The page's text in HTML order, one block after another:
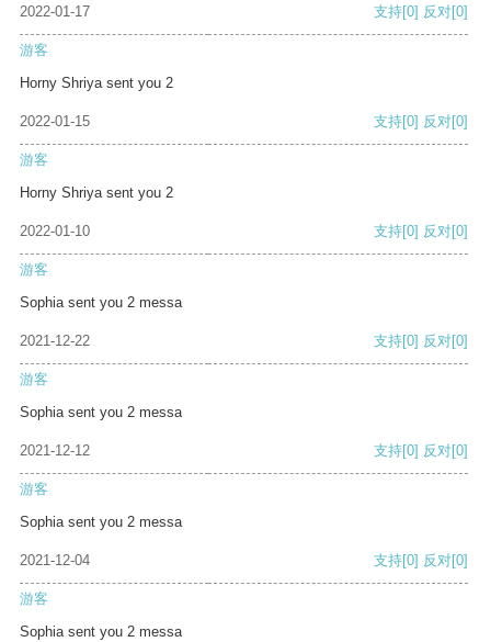
2022-01-17 支持[0] 反对[0]
游客
Horny Shriya sent you 2
2022-01-15 支持[0] 反对[0]
游客
Horny Shriya sent you 2
2022-01-10 支持[0] 反对[0]
游客
Sophia sent you 2 messa
2021-12-22 支持[0] 反对[0]
游客
Sophia sent you 2 messa
2021-12-12 支持[0] 反对[0]
游客
Sophia sent you 2 messa
2021-12-04 支持[0] 反对[0]
游客
Sophia sent you 2 messa